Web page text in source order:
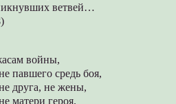
ветвей…
войны,
павшего средь боя,
друга, не жены,
матери героя.